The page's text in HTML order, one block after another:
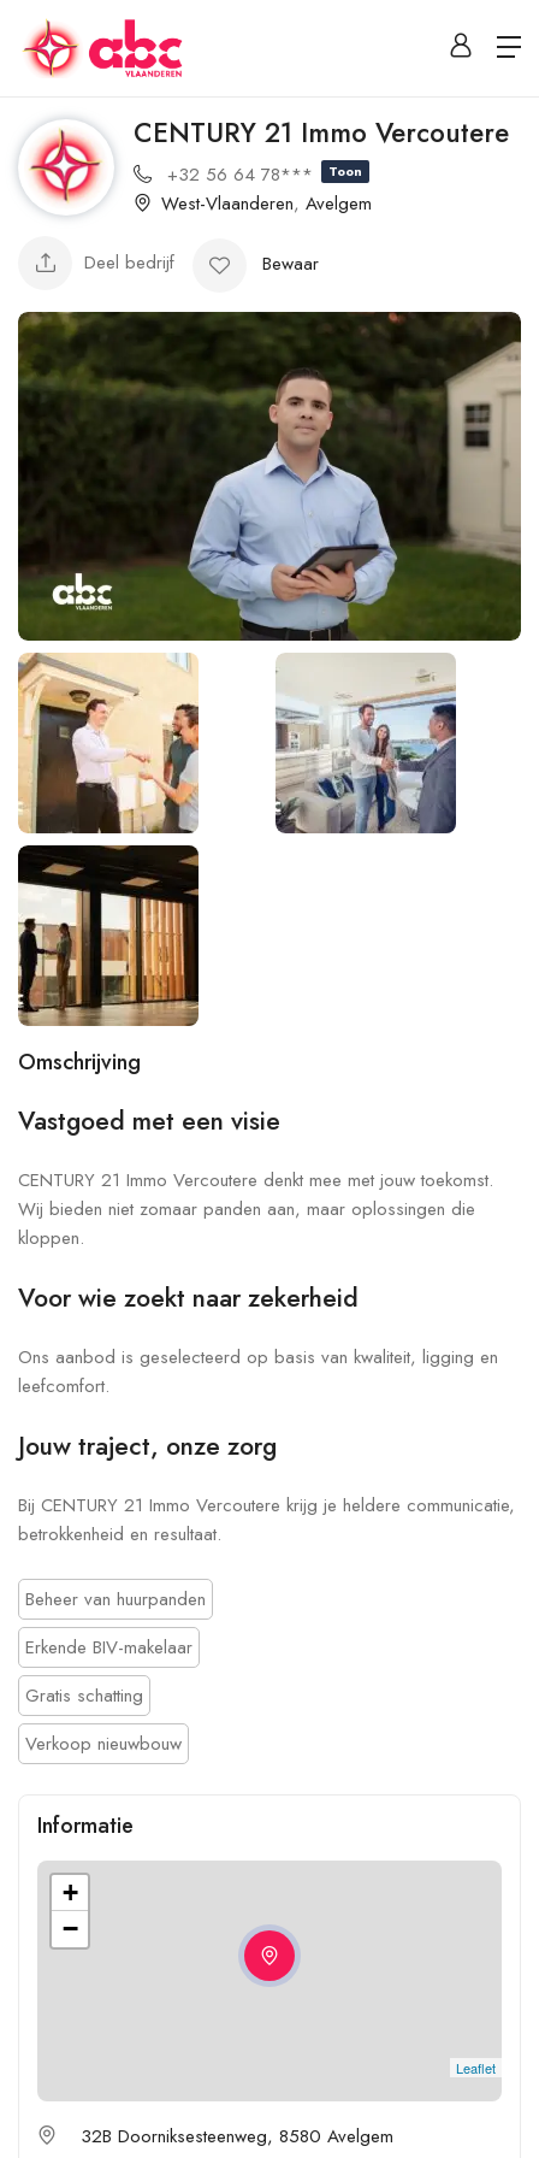
CENTURY 21 Immo Vercoutere
+32 56 64 78*** Toon
West-Vlaanderen, Avelgem
Deel bedrijf Bewaar
Omschrijving
Vastgoed met een visie
CENTURY 21 Immo Vercoutere denkt mee met jouw toekomst.
Wij bieden niet zomaar panden aan, maar oplossingen die
kloppen.
Voor wie zoekt naar zekerheid
Ons aanbod is geselecteerd op basis van kwaliteit, ligging en
leefcomfort.
Jouw traject, onze zorg
Bij CENTURY 21 Immo Vercoutere krijg je heldere communicatie,
betrokkenheid en resultaat.
Beheer van huurpanden
Erkende BIV-makelaar
Gratis schatting
Verkoop nieuwbouw
Informatie
+
−
Leaflet
32B Doorniksesteenweg, 8580 Avelgem